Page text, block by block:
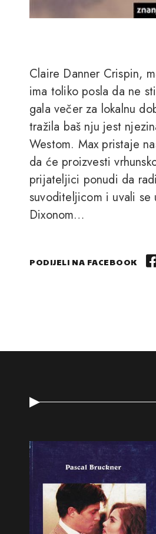
Claire Danner Crispin,
ima toliko posla da ne
gala večer za lokalnu
tražila baš nju jest
Westom. Max pristaje
da će proizvesti
prijateljici ponudi da
suvoditeljicom i uvali se
Dixonom…
PODIJELI NA FACEBOOK